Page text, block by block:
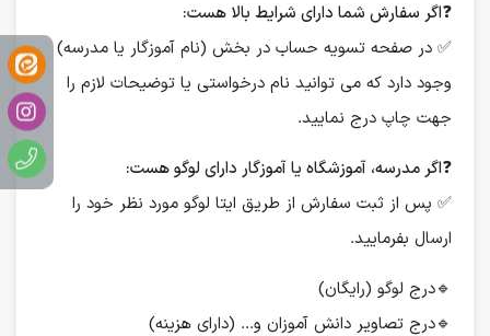
❓اگر سفارش شما دارای شرایط بالا هست:
✅ در صفحه تسویه حساب در بخش (نام آموزگار یا مدرسه)
وجود دارد که می توانید نام درخواستی یا توضیحات لازم را
جهت چاپ درج نمایید.
❓اگر مدرسه، آموزشگاه یا آموزگار دارای لوگو هست:
✅ پس از ثبت سفارش از طریق ایتا لوگو مورد نظر خود را
ارسال بفرمایید.
🔹درج لوگو (رایگان)
🔹درج تصاویر دانش آموزان و... (دارای هزینه)